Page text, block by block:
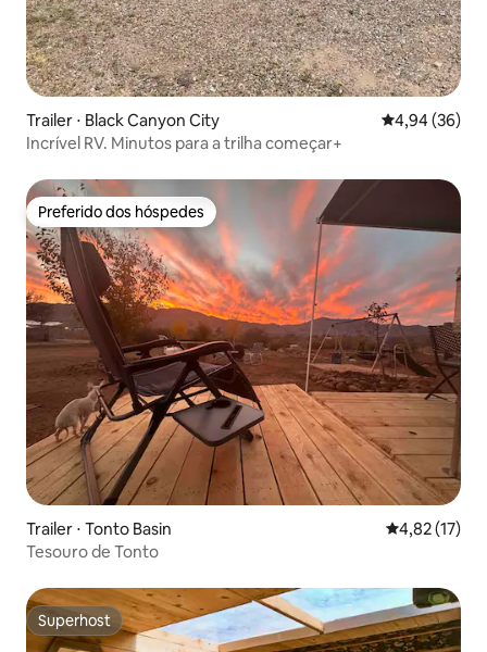
Trailer ⋅ Black Canyon City 4,94 de uma
4,94 (36)
Incrível RV. Minutos para a trilha começar+
Preferido dos hóspedes
Preferido dos hóspedes
Trailer ⋅ Tonto Basin 4,82 de uma
4,82 (17)
Tesouro de Tonto
Superhost
Superhost